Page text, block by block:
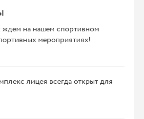
на нашем спортивном
мероприятиях!
лицея всегда открыт для